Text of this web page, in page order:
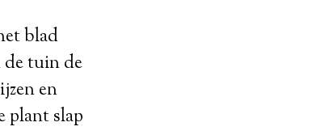
blad
de tuin de
en
plant slap